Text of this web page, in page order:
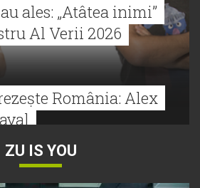
ales: „Atâtea inimi”
Al Verii 2026
România: Alex
ZU IS YOU